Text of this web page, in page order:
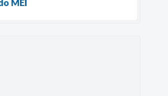
MEI